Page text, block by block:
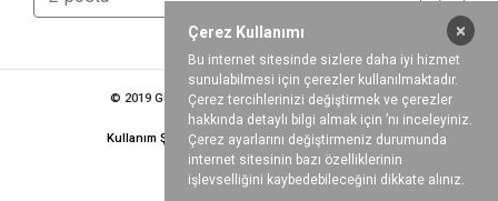
© 2019 Guestinhouse Hotel Supply International
Kullanım Şartları Gizlilik Politikası Kariyer
×
Çerez Kullanımı
Bu internet sitesinde sizlere daha iyi hizmet
sunulabilmesi için çerezler kullanılmaktadır.
Çerez tercihlerinizi değiştirmek ve çerezler
hakkında detaylı bilgi almak için ’nı inceleyiniz.
Çerez ayarlarını değiştirmeniz durumunda
internet sitesinin bazı özelliklerinin
işlevselliğini kaybedebileceğini dikkate alınız.